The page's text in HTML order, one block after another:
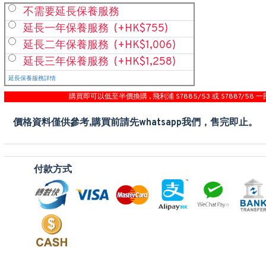
不需要延長保養服務
延長一年保養服務 (+HK$755)
延長二年保養服務 (+HK$1,006)
延長三年保養服務 (+HK$1,258)
延長保養服務詳情
購買即可以低至半價換購 , 飛利浦 S7885/53 或 S7887/58 一
價格資料僅供參考,購買前請先whatsapp我們，售完即止。
付款方式